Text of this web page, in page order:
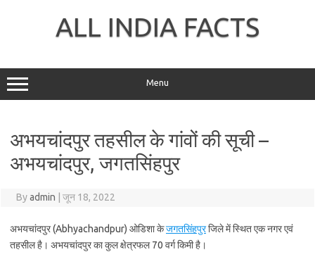
ALL INDIA FACTS
Menu
अभयचांदपुर तहसील के गांवों की सूची –
अभयचांदपुर, जगतसिंहपुर
Byadmin जून 18, 2022
अभयचांदपुर (Abhyachandpur) ओडिशा केजगतसिंहपुरजिले में स्थित एक नगर एवं
तहसील है। अभयचांदपुर का कुल क्षेत्रफल 70 वर्ग किमी है।